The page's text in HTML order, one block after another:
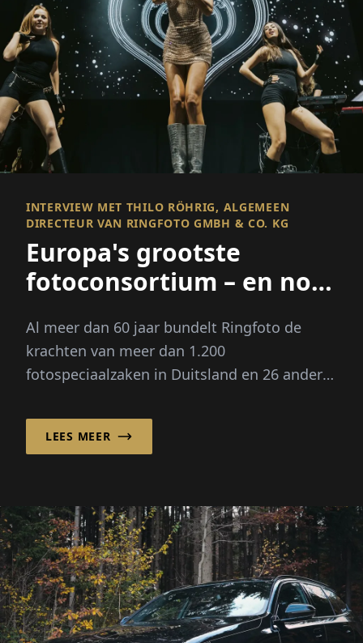
INTERVIEW MET THILO RÖHRIG, ALGEMEEN
DIRECTEUR VAN RINGFOTO GMBH & CO. KG
Europa's grootste
fotoconsortium – en nog
Al meer dan 60 jaar bundelt Ringfoto de
krachten van meer dan 1.200
fotospeciaalzaken in Duitsland en 26 andere
en in zijn scala aan diensten veel verder...
LEES MEER